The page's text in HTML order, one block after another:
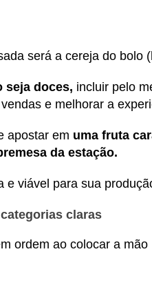
será a cereja do bolo
seja doces, incluir pelo
e melhorar a
apostar em uma fruta
da estação.
e viável para sua
claras
ordem ao colocar a